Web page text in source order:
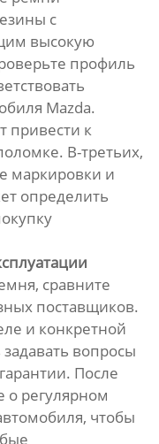
с
высокую
профиль
Mazda.
привести к
В-третьих,
маркировки и
определить
сравните
поставщиков.
и конкретной
вопросы
После
о регулярном
чтобы